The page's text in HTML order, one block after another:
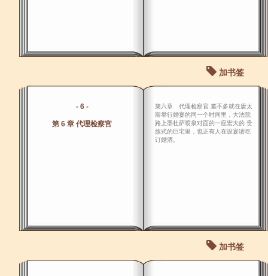
加书签
- 6 -
第 6 章 代理检察官
第六章 代理检察官 差不多就在唐太
斯举行婚宴的同一个时间里，大法院
路上墨杜萨喷泉对面的一座宏大的 贵
族式的巨宅里，也正有人在设宴请吃
订婚酒。
加书签